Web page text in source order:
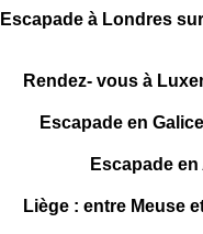
Escapade à Londres
Rendez- vous à
Escapade en
Escapade
Liège : entre Meuse